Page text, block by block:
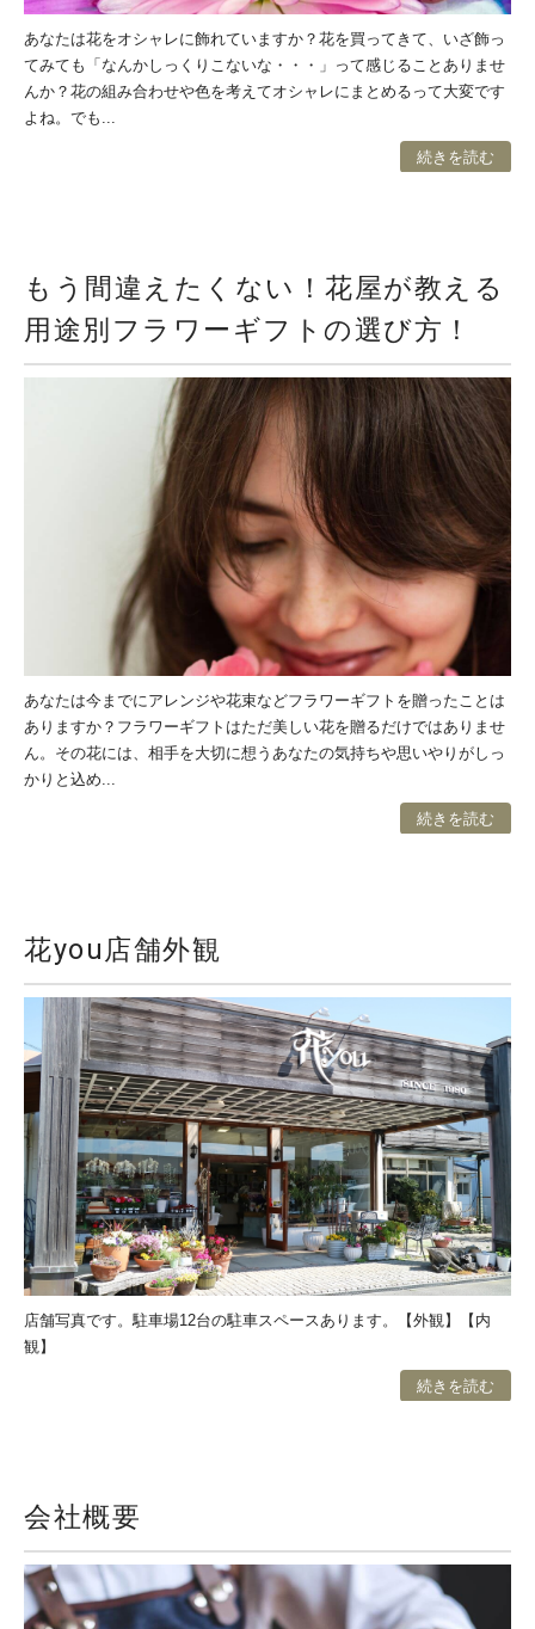
あなたは花をオシャレに飾れていますか？花を買ってきて、いざ飾っ
てみても「なんかしっくりこないな・・・」って感じることありませ
んか？花の組み合わせや色を考えてオシャレにまとめるって大変です
よね。でも...
続きを読む
もう間違えたくない！花屋が教える
用途別フラワーギフトの選び方！
あなたは今までにアレンジや花束などフラワーギフトを贈ったことは
ありますか？フラワーギフトはただ美しい花を贈るだけではありませ
ん。その花には、相手を大切に想うあなたの気持ちや思いやりがしっ
かりと込め...
続きを読む
花you店舗外観
店舗写真です。駐車場12台の駐車スペースあります。【外観】【内
観】
続きを読む
会社概要